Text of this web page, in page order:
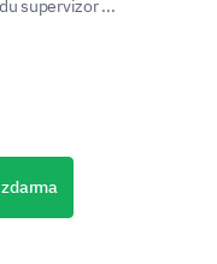
is a major
supervizor ...